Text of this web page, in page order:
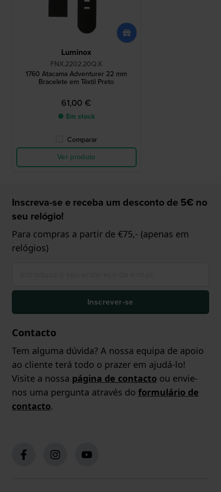
Luminox
FNX.2202.20Q.K
1760 Atacama Adventurer 22 mm
Bracelete em Têxtil Preto
61,00 €
● Em stock
Comparar
Ver produto
Inscreva-se e receba um desconto de 5€ no
seu relógio!
Para compras a partir de €75,- (apenas em
relógios)
Inscrever-se
Contacto
Tem alguma dúvida? A nossa equipa de apoio
ao cliente terá todo o prazer em ajudá-lo!
Visite a nossa página de contacto ou envie-
nos uma pergunta através do formulário de
contacto.